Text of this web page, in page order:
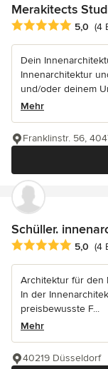
Merakitects
Durchschnittliche
5,0 (4
Dein
Innenarchitektur
und/oder deinem
Mehr
Franklinstr. 56,
Schüller.
Durchschnittliche
5,0 (4
Architektur für den
In der
preisbewusste F...
Mehr
40219 Düsseldorf